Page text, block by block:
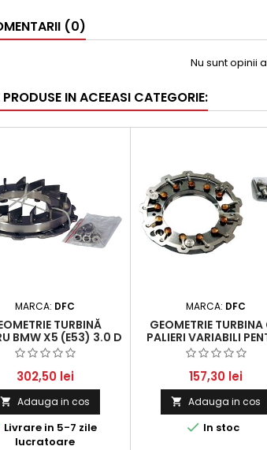
(0)
Nu sunt opinii
IN ACEEASI CATEGORIE:
MARCA: DFC
TURBINĂ
BMW X5 (E53) 3.0 D
- 2006) 2993 CCM,
160 KW, 218 HP
302,50 lei
 Adauga in cos
Livrare in 5-7 zile
lucratoare
MARCA: DFC
GEOMETRIE TURBINA
PALIERI VARIABILI
AUDI A4, A6, A8,
SKODA SUPERB ȘI VW
PASSAT - 2.5 TDI
157,30 lei
 Adauga in cos
 In stoc